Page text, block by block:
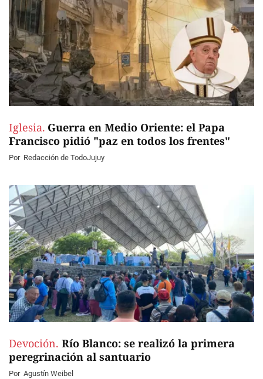
Iglesia. Guerra en Medio Oriente: el Papa
Francisco pidió "paz en todos los frentes"
Por Redacción de TodoJujuy
Devoción. Río Blanco: se realizó la primera
peregrinación al santuario
Por Agustín Weibel